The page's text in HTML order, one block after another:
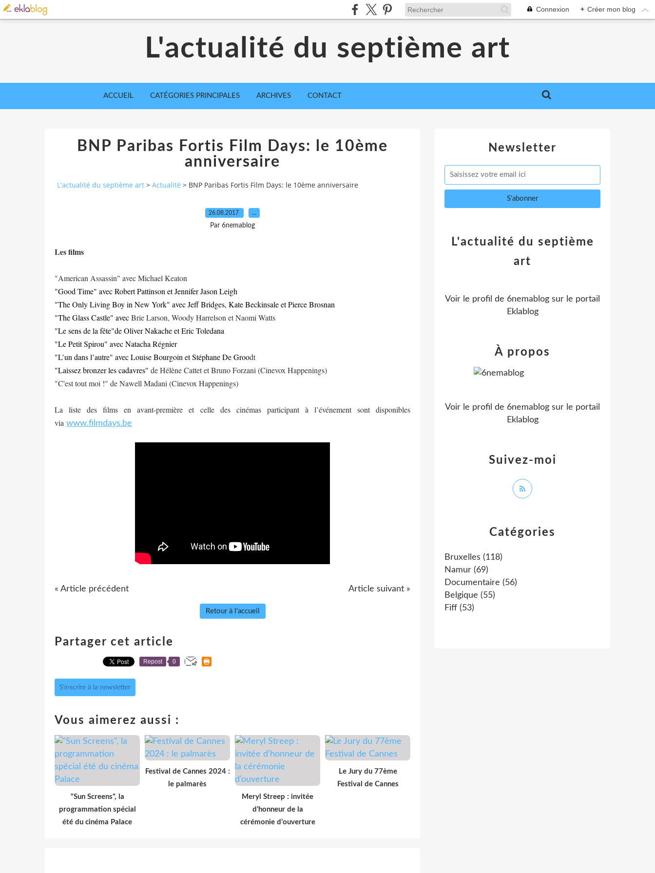
Connexion + Créer mon blog
L'actualité du septième art
ACCUEIL CATÉGORIES PRINCIPALES ARCHIVES CONTACT
BNP Paribas Fortis Film Days: le 10ème
anniversaire
L'actualité du septième art > Actualité > BNP Paribas Fortis Film Days: le 10ème anniversaire
26.08.2017 …
Par 6nemablog
Les films
"American Assassin" avec Michael Keaton
"Good Time" avec Robert Pattinson et Jennifer Jason Leigh
"The Only Living Boy in New York" avec Jeff Bridges, Kate Beckinsale et Pierce Brosnan
"The Glass Castle" avecBrie Larson, Woody Harrelson et Naomi Watts
"Le sens de la fête"de Oliver Nakache et Eric Toledana
"Le Petit Spirou" avec Natacha Régnier
"L’un dans l’autre" avecLouise Bourgoin et Stéphane De Groodt
"Laissez bronzer les cadavres" de Hélène Cattet et Bruno Forzani (Cinevox Happenings)
"C'est tout moi !" de Nawell Madani (Cinevox Happenings)
La liste des films en avant-première et celle des cinémas participant à l’événement sont disponibles
via www.filmdays.be
« Article précédent Article suivant »
Retour à l'accueil
Partager cet article
Repost 0
S'inscrire à la newsletter
Vous aimerez aussi :
"Sun Screens", la
programmation spécial
été du cinéma Palace
Festival de Cannes 2024 :
le palmarès
Meryl Streep : invitée
d’honneur de la
cérémonie d’ouverture
Le Jury du 77ème
Festival de Cannes
Newsletter
Catégories
Bruxelles (118)
Namur (69)
Documentaire (56)
Belgique (55)
Fiff (53)
L'actualité du septième
art
Voir le profil de 6nemablog sur le portail
Eklablog
Suivez-moi
À propos
Voir le profil de 6nemablog sur le portail
Eklablog